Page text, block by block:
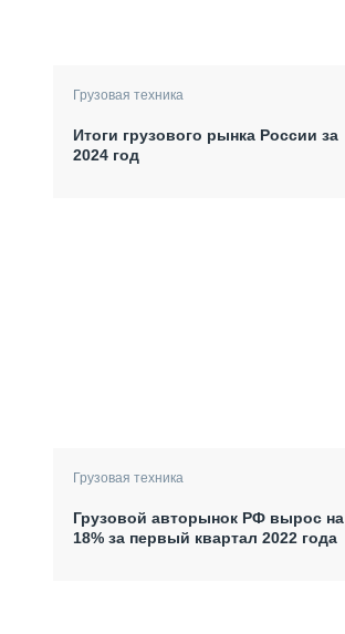
Грузовая техника
Итоги грузового рынка России за
2024 год
Грузовая техника
Грузовой авторынок РФ вырос на
18% за первый квартал 2022 года